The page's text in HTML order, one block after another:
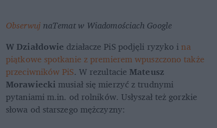
Obserwuj naTemat w Wiadomościach Google
W Działdowie działacze PiS podjęli ryzyko i na
piątkowe spotkanie z premierem wpuszczono także
przeciwników PiS. W rezultacie Mateusz
Morawiecki musiał się mierzyć z trudnymi
pytaniami m.in. od rolników. Usłyszał też gorzkie
słowa od starszego mężczyzny: